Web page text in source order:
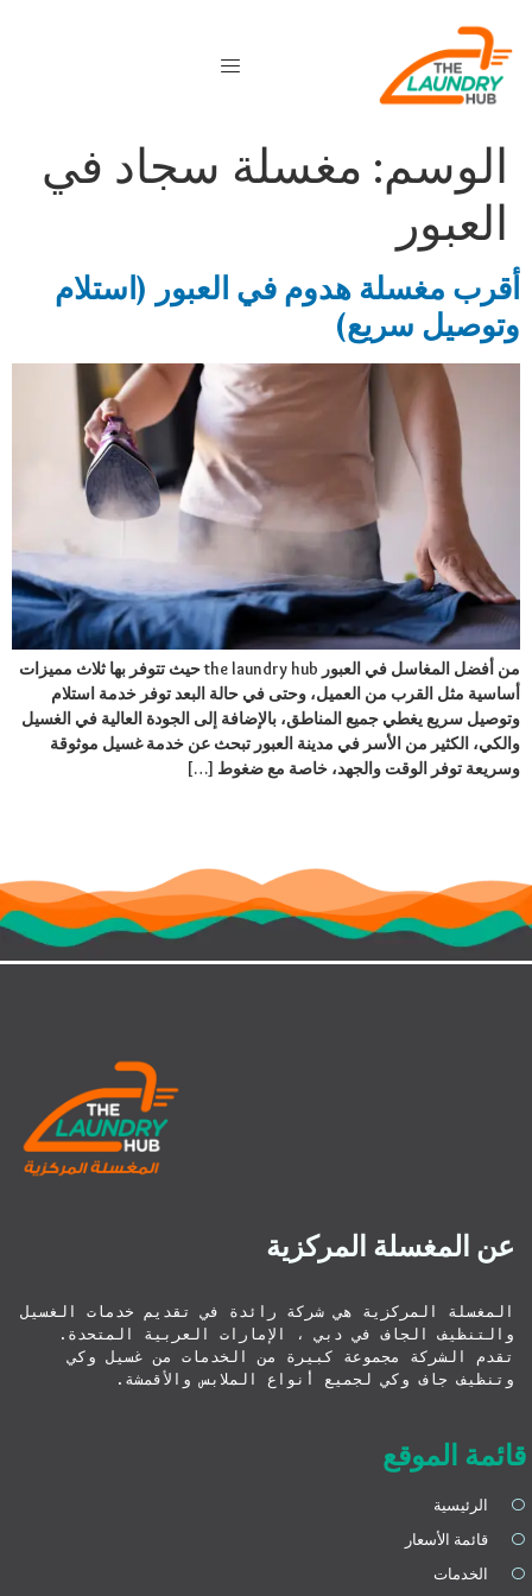
الوسم: مغسلة سجاد في
العبور
أقرب مغسلة هدوم في العبور (استلام
وتوصيل سريع)
من أفضل المغاسل في العبور the laundry hub حيث تتوفر بها ثلاث مميزات
أساسية مثل القرب من العميل، وحتى في حالة البعد توفر خدمة استلام
وتوصيل سريع يغطي جميع المناطق، بالإضافة إلى الجودة العالية في الغسيل
والكي، الكثير من الأسر في مدينة العبور تبحث عن خدمة غسيل موثوقة
وسريعة توفر الوقت والجهد، خاصة مع ضغوط […]
عن المغسلة المركزية
تقدم الشركة مجموعة كبيرة من الخدمات من غسيل وكي
وتنظيف جاف وكي لجميع أنواع الملابس والأقمشة.
قائمة الموقع
الرئيسية
قائمة الأسعار
الخدمات